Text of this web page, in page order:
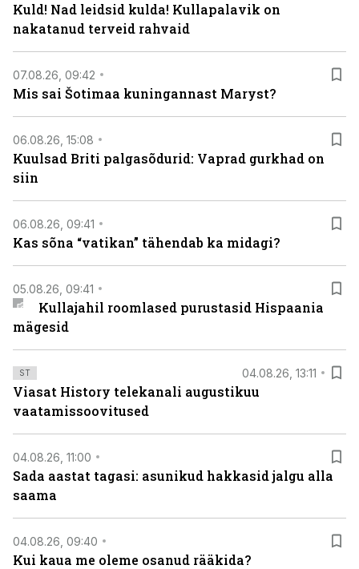
Kuld! Nad leidsid kulda! Kullapalavik on
nakatanud terveid rahvaid
07.08.26, 09:42
Mis sai Šotimaa kuningannast Maryst?
06.08.26, 15:08
Kuulsad Briti palgasõdurid: Vaprad gurkhad on
siin
06.08.26, 09:41
Kas sõna “vatikan” tähendab ka midagi?
05.08.26, 09:41
Kullajahil roomlased purustasid Hispaania
mägesid
ST 04.08.26, 13:11
Viasat History telekanali augustikuu
vaatamissoovitused
04.08.26, 11:00
Sada aastat tagasi: asunikud hakkasid jalgu alla
saama
04.08.26, 09:40
Kui kaua me oleme osanud rääkida?